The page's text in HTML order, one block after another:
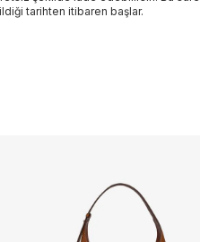
tarihten itibaren başlar.